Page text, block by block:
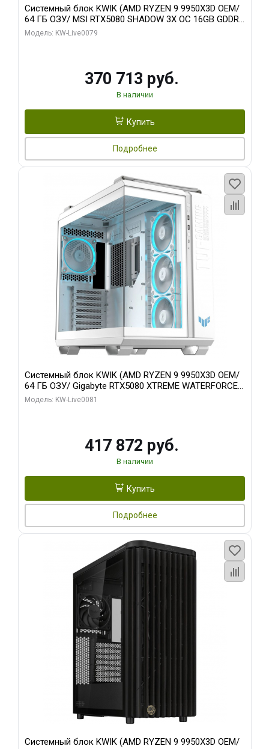
Системный блок KWIK (AMD RYZEN 9 9950X3D OEM/
64 ГБ ОЗУ/ MSI RTX5080 SHADOW 3X OC 16GB GDDR7
256bit 3xDP HDMI/ 960 ГБ SSD)
Модель: KW-Live0079
370 713 руб.
В наличии
Купить
Подробнее
Системный блок KWIK (AMD RYZEN 9 9950X3D OEM/
64 ГБ ОЗУ/ Gigabyte RTX5080 XTREME WATERFORCE
16GB GDDR7 256bit/ 1 ТБ SSD)
Модель: KW-Live0081
417 872 руб.
В наличии
Купить
Подробнее
Системный блок KWIK (AMD RYZEN 9 9950X3D OEM/